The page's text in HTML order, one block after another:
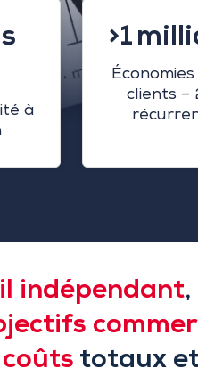
à
>1
clients –
indépendant
totaux